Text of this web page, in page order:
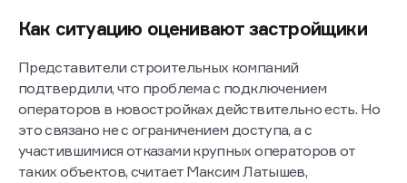
Представители строительных компаний
подтвердили, что проблема с подключением
операторов в новостройках действительно есть. Но
это связано не с ограничением доступа, а с
участившимися отказами крупных операторов от